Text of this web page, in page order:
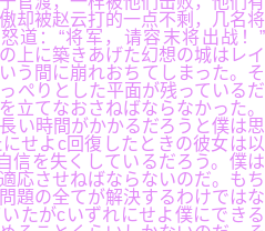
却被赵云打的一点不剩，几名将
道：“将军，请容末将出战！”
上に築きあげた幻想の城はレイ
う間に崩れおちてしまった。そ
ぺりとした平面が残っているだ
立てなおさねばならなかった。
い時間がかかるだろうと僕は思
せよc回復したときの彼女は以
信を失くしているだろう。僕は
応させねばならないのだ。もち
題の全てが解決するわけではな
たがcいずれにせよ僕にできる